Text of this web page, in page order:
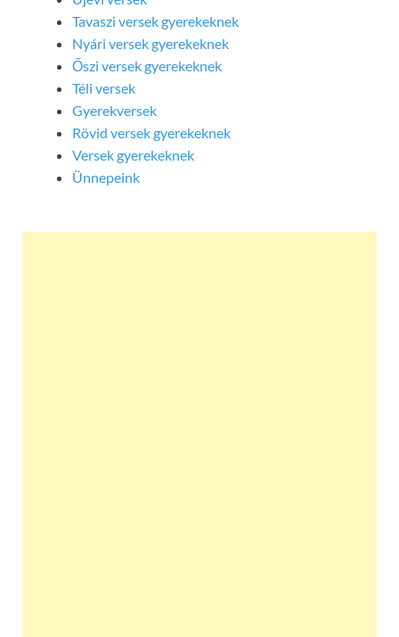
Tavaszi versek gyerekeknek
Nyári versek gyerekeknek
Őszi versek gyerekeknek
Téli versek
Gyerekversek
Rövid versek gyerekeknek
Versek gyerekeknek
Ünnepeink